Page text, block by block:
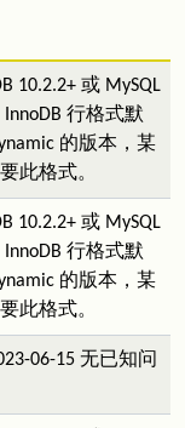
10.2.2+ 或 MySQL
InnoDB 行格式默
的版本，某
此格式。
10.2.2+ 或 MySQL
InnoDB 行格式默
的版本，某
此格式。
06-15 无已知问